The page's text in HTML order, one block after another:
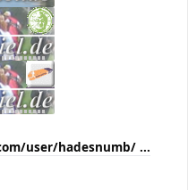
user/hadesnumb/ ...